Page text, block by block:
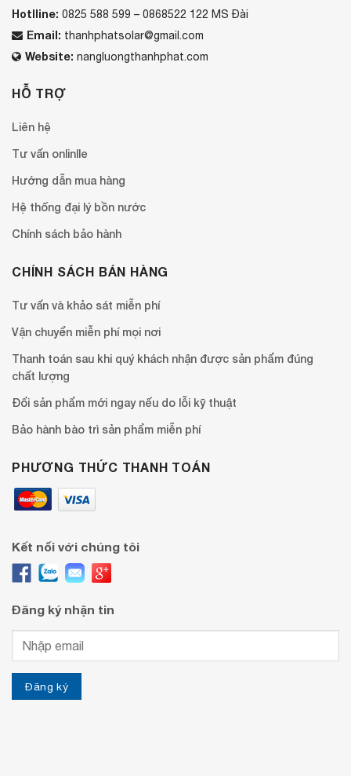
Hotlline: 0825 588 599 – 0868522 122 MS Đài
Email: thanhphatsolar@gmail.com
Website: nangluongthanhphat.com
HỖ TRỢ
Liên hệ
Tư vấn onlinlle
Hướng dẫn mua hàng
Hệ thống đại lý bồn nước
Chính sách bảo hành
CHÍNH SÁCH BÁN HÀNG
Tư vấn và khảo sát miễn phí
Vận chuyển miễn phí mọi nơi
Thanh toán sau khi quý khách nhận được sản phẩm đúng
chất lượng
Đổi sản phẩm mới ngay nếu do lỗi kỹ thuật
Bảo hành bào trì sản phẩm miễn phí
PHƯƠNG THỨC THANH TOÁN
Kết nối với chúng tôi
Đăng ký nhận tin